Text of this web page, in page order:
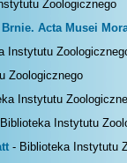
Zoologicznego
Acta Musei
Instytutu
Zoologicznego
Instytutu
Instytutu
- Biblioteka Instytutu